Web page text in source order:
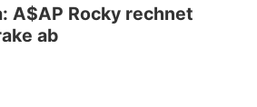
A$AP Rocky rechnet
ab